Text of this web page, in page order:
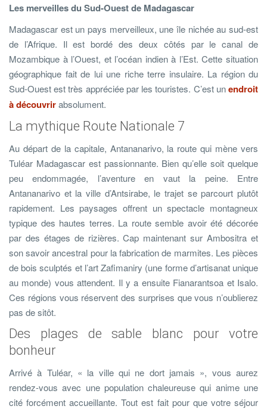
Les merveilles du Sud-Ouest de Madagascar
Madagascar est un pays merveilleux, une île nichée au sud-est
de l’Afrique. Il est bordé des deux côtés par le canal de
Mozambique à l’Ouest, et l’océan indien à l’Est. Cette situation
géographique fait de lui une riche terre insulaire. La région du
Sud-Ouest est très appréciée par les touristes. C’est unendroit
à découvrirabsolument.
La mythique Route Nationale 7
Au départ de la capitale, Antananarivo, la route qui mène vers
Tuléar Madagascar est passionnante. Bien qu’elle soit quelque
peu endommagée, l’aventure en vaut la peine. Entre
Antananarivo et la ville d’Antsirabe, le trajet se parcourt plutôt
rapidement. Les paysages offrent un spectacle montagneux
typique des hautes terres. La route semble avoir été décorée
par des étages de rizières. Cap maintenant sur Ambositra et
son savoir ancestral pour la fabrication de marmites. Les pièces
de bois sculptés et l’art Zafimaniry (une forme d’artisanat unique
au monde) vous attendent. Il y a ensuite Fianarantsoa et Isalo.
Ces régions vous réservent des surprises que vous n’oublierez
pas de sitôt.
Des plages de sable blanc pour votre
bonheur
Arrivé à Tuléar, « la ville qui ne dort jamais », vous aurez
rendez-vous avec une population chaleureuse qui anime une
cité forcément accueillante. Tout est fait pour que votre séjour